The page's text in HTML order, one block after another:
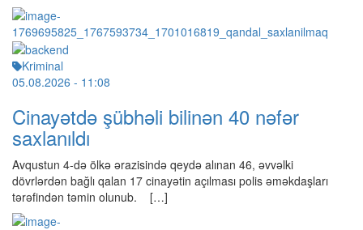
Kriminal
05.08.2026 - 11:08
Cinayətdə şübhəli bilinən 40 nəfər
saxlanıldı
Avqustun 4-də ölkə ərazisində qeydə alınan 46, əvvəlki
dövrlərdən bağlı qalan 17 cinayətin açılması polis əməkdaşları
tərəfindən təmin olunub. […]